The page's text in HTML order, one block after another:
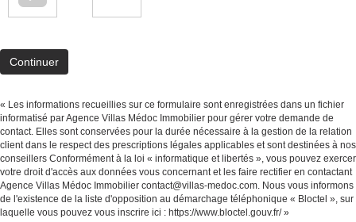
Continuer
« Les informations recueillies sur ce formulaire sont enregistrées dans un fichier
informatisé par Agence Villas Médoc Immobilier pour gérer votre demande de
contact. Elles sont conservées pour la durée nécessaire à la gestion de la relation
client dans le respect des prescriptions légales applicables et sont destinées à nos
conseillers Conformément à la loi « informatique et libertés », vous pouvez exercer
votre droit d'accès aux données vous concernant et les faire rectifier en contactant
Agence Villas Médoc Immobilier contact@villas-medoc.com. Nous vous informons
de l'existence de la liste d'opposition au démarchage téléphonique « Bloctel », sur
laquelle vous pouvez vous inscrire ici : https://www.bloctel.gouv.fr/»